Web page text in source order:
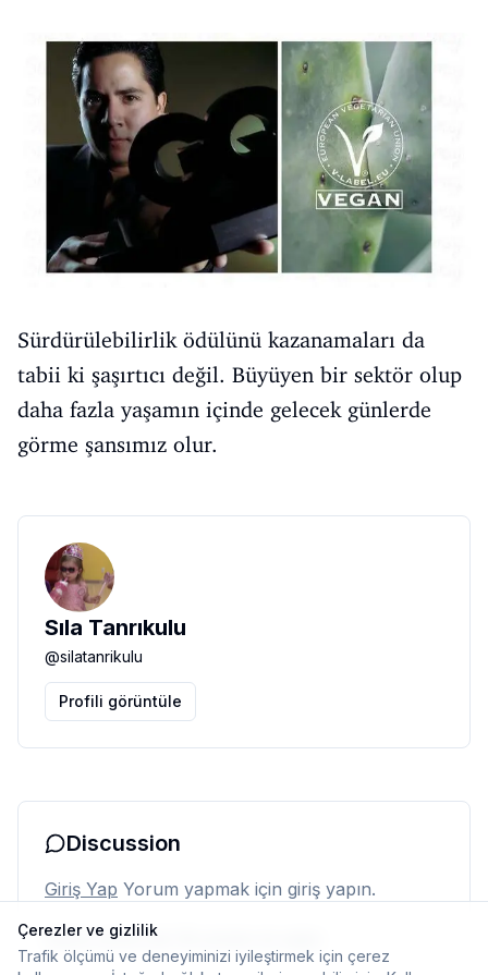
Sürdürülebilirlik ödülünü kazanamaları da
tabii ki şaşırtıcı değil. Büyüyen bir sektör olup
daha fazla yaşamın içinde gelecek günlerde
görme şansımız olur.
Sıla Tanrıkulu
@silatanrikulu
Profili görüntüle
Discussion
Giriş Yap Yorum yapmak için giriş yapın.
Henüz yorum yok. İlk yorumu siz yapın.
Çerezler ve gizlilik
Trafik ölçümü ve deneyiminizi iyileştirmek için çerez